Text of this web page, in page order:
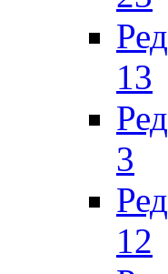
13
3
12